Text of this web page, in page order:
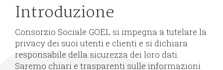
Introduzione
Consorzio Sociale GOEL si impegna a tutelare la
privacy dei suoi utenti e clienti e si dichiara
responsabile della sicurezza dei loro dati.
Saremo chiari e trasparenti sulle informazioni